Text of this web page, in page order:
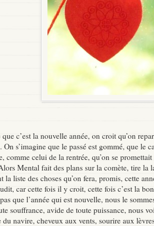
que c’est la nouvelle année, on croit qu’on
On s’imagine que le passé est gommé, que le
comme celui de la rentrée, qu’on se promettait
Mental fait des plans sur la comète, tire la
la liste des choses qu’on fera, promis, cette
car cette fois il y croit, cette fois c’est la
que l’année qui est nouvelle, nous le
souffrance, avide de toute puissance, nous
du navire, cheveux aux vents, sourire aux